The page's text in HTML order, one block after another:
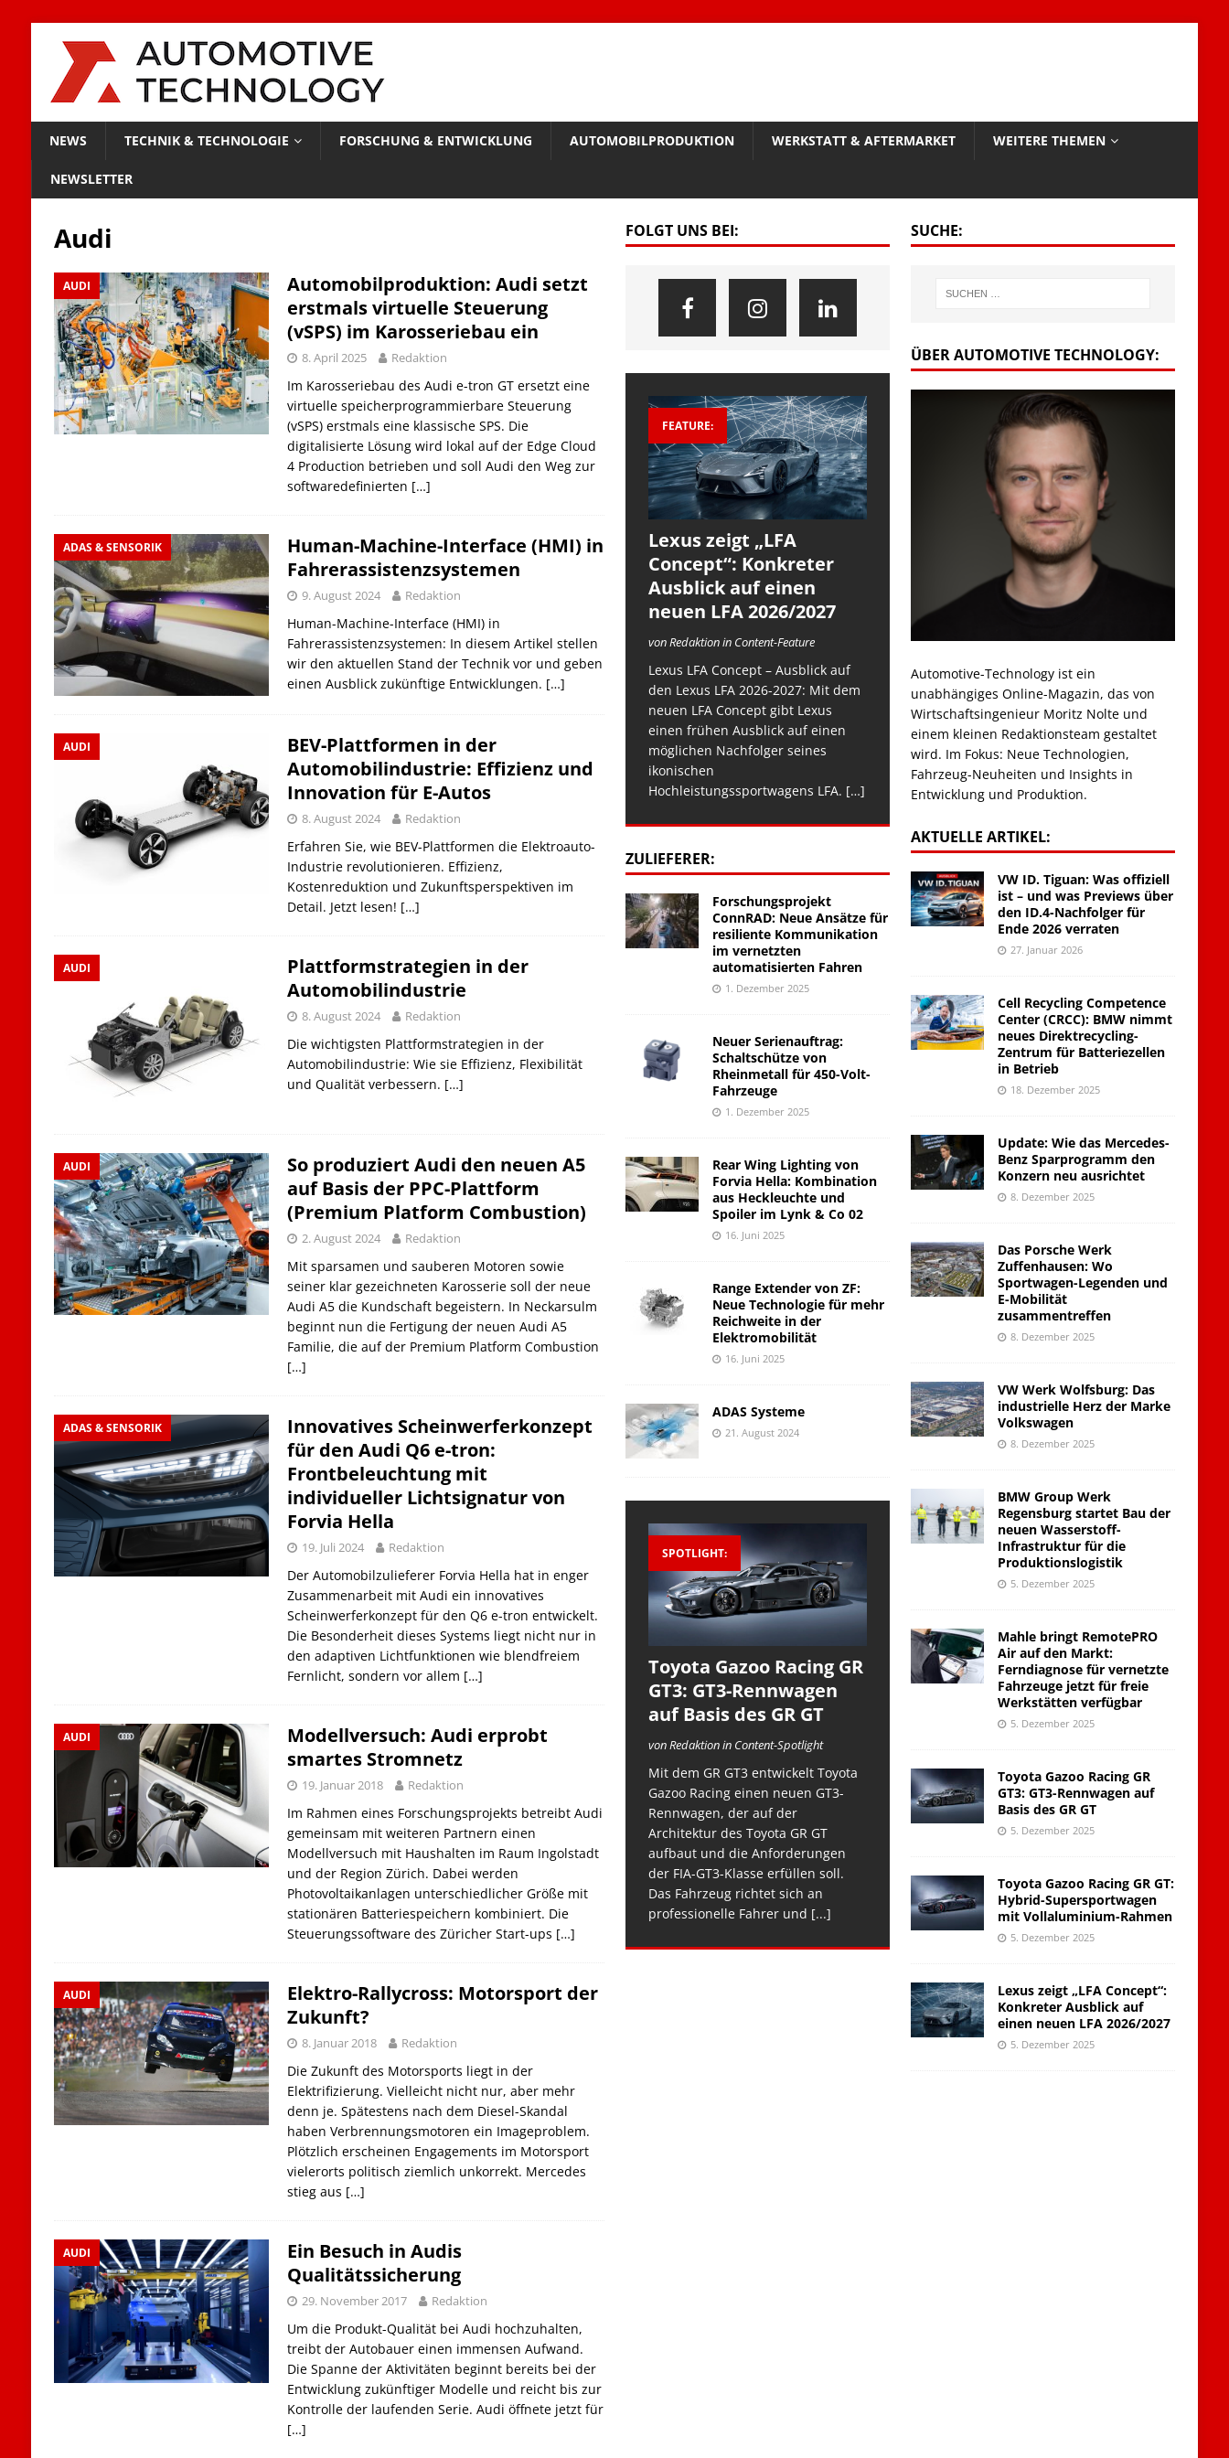
NEWS TECHNIK & TECHNOLOGIE FORSCHUNG & ENTWICKLUNG AUTOMOBILPRODUKTION WERKSTATT & AFTERMARKET WEITERE THEMEN
NEWSLETTER
Audi
AUDI
Automobilproduktion: Audi setzt
erstmals virtuelle Steuerung
(vSPS) im Karosseriebau ein
8. April 2025 Redaktion
Im Karosseriebau des Audi e-tron GT ersetzt eine
virtuelle speicherprogrammierbare Steuerung
(vSPS) erstmals eine klassische SPS. Die
digitalisierte Lösung wird lokal auf der Edge Cloud
4 Production betrieben und soll Audi den Weg zur
softwaredefinierten […]
ADAS & SENSORIK
Human-Machine-Interface (HMI) in
Fahrerassistenzsystemen
9. August 2024 Redaktion
Human-Machine-Interface (HMI) in
Fahrerassistenzsystemen: In diesem Artikel stellen
wir den aktuellen Stand der Technik vor und geben
einen Ausblick zukünftige Entwicklungen. […]
AUDI
BEV-Plattformen in der
Automobilindustrie: Effizienz und
Innovation für E-Autos
8. August 2024 Redaktion
Erfahren Sie, wie BEV-Plattformen die Elektroauto-
Industrie revolutionieren. Effizienz,
Kostenreduktion und Zukunftsperspektiven im
Detail. Jetzt lesen! […]
AUDI
Plattformstrategien in der
Automobilindustrie
8. August 2024 Redaktion
Die wichtigsten Plattformstrategien in der
Automobilindustrie: Wie sie Effizienz, Flexibilität
und Qualität verbessern. […]
AUDI
So produziert Audi den neuen A5
auf Basis der PPC-Plattform
(Premium Platform Combustion)
2. August 2024 Redaktion
Mit sparsamen und sauberen Motoren sowie
seiner klar gezeichneten Karosserie soll der neue
Audi A5 die Kundschaft begeistern. In Neckarsulm
beginnt nun die Fertigung der neuen Audi A5
Familie, die auf der Premium Platform Combustion
[…]
ADAS & SENSORIK
Innovatives Scheinwerferkonzept
für den Audi Q6 e-tron:
Frontbeleuchtung mit
individueller Lichtsignatur von
Forvia Hella
19. Juli 2024 Redaktion
Der Automobilzulieferer Forvia Hella hat in enger
Zusammenarbeit mit Audi ein innovatives
Scheinwerferkonzept für den Q6 e-tron entwickelt.
Die Besonderheit dieses Systems liegt nicht nur in
den adaptiven Lichtfunktionen wie blendfreiem
Fernlicht, sondern vor allem […]
AUDI
Modellversuch: Audi erprobt
smartes Stromnetz
19. Januar 2018 Redaktion
Im Rahmen eines Forschungsprojekts betreibt Audi
gemeinsam mit weiteren Partnern einen
Modellversuch mit Haushalten im Raum Ingolstadt
und der Region Zürich. Dabei werden
Photovoltaikanlagen unterschiedlicher Größe mit
stationären Batteriespeichern kombiniert. Die
Steuerungssoftware des Züricher Start-ups […]
AUDI
Elektro-Rallycross: Motorsport der
Zukunft?
8. Januar 2018 Redaktion
Die Zukunft des Motorsports liegt in der
Elektrifizierung. Vielleicht nicht nur, aber mehr
denn je. Spätestens nach dem Diesel-Skandal
haben Verbrennungsmotoren ein Imageproblem.
Plötzlich erscheinen Engagements im Motorsport
vielerorts politisch ziemlich unkorrekt. Mercedes
stieg aus […]
AUDI
Ein Besuch in Audis
Qualitätssicherung
29. November 2017 Redaktion
Um die Produkt-Qualität bei Audi hochzuhalten,
treibt der Autobauer einen immensen Aufwand.
Die Spanne der Aktivitäten beginnt bereits bei der
Entwicklung zukünftiger Modelle und reicht bis zur
Kontrolle der laufenden Serie. Audi öffnete jetzt für
[…]
FOLGT UNS BEI:
FEATURE:
Lexus zeigt „LFA
Concept“: Konkreter
Ausblick auf einen
neuen LFA 2026/2027
von Redaktion in Content-Feature
Lexus LFA Concept – Ausblick auf
den Lexus LFA 2026-2027: Mit dem
neuen LFA Concept gibt Lexus
einen frühen Ausblick auf einen
möglichen Nachfolger seines
ikonischen
Hochleistungssportwagens LFA. […]
ZULIEFERER:
Forschungsprojekt
ConnRAD: Neue Ansätze für
resiliente Kommunikation
im vernetzten
automatisierten Fahren
1. Dezember 2025
Neuer Serienauftrag:
Schaltschütze von
Rheinmetall für 450-Volt-
Fahrzeuge
1. Dezember 2025
Rear Wing Lighting von
Forvia Hella: Kombination
aus Heckleuchte und
Spoiler im Lynk & Co 02
16. Juni 2025
Range Extender von ZF:
Neue Technologie für mehr
Reichweite in der
Elektromobilität
16. Juni 2025
ADAS Systeme
21. August 2024
SPOTLIGHT:
Toyota Gazoo Racing GR
GT3: GT3-Rennwagen
auf Basis des GR GT
von Redaktion in Content-Spotlight
Mit dem GR GT3 entwickelt Toyota
Gazoo Racing einen neuen GT3-
Rennwagen, der auf der
Architektur des Toyota GR GT
aufbaut und die Anforderungen
der FIA-GT3-Klasse erfüllen soll.
Das Fahrzeug richtet sich an
professionelle Fahrer und [...]
SUCHE:
ÜBER AUTOMOTIVE TECHNOLOGY:
Automotive-Technology ist ein
unabhängiges Online-Magazin, das von
Wirtschaftsingenieur Moritz Nolte und
einem kleinen Redaktionsteam gestaltet
wird. Im Fokus: Neue Technologien,
Fahrzeug-Neuheiten und Insights in
Entwicklung und Produktion.
AKTUELLE ARTIKEL:
VW ID. Tiguan: Was offiziell
ist – und was Previews über
den ID.4-Nachfolger für
Ende 2026 verraten
27. Januar 2026
Cell Recycling Competence
Center (CRCC): BMW nimmt
neues Direktrecycling-
Zentrum für Batteriezellen
in Betrieb
18. Dezember 2025
Update: Wie das Mercedes-
Benz Sparprogramm den
Konzern neu ausrichtet
8. Dezember 2025
Das Porsche Werk
Zuffenhausen: Wo
Sportwagen-Legenden und
E-Mobilität
zusammentreffen
8. Dezember 2025
VW Werk Wolfsburg: Das
industrielle Herz der Marke
Volkswagen
8. Dezember 2025
BMW Group Werk
Regensburg startet Bau der
neuen Wasserstoff-
Infrastruktur für die
Produktionslogistik
5. Dezember 2025
Mahle bringt RemotePRO
Air auf den Markt:
Ferndiagnose für vernetzte
Fahrzeuge jetzt für freie
Werkstätten verfügbar
5. Dezember 2025
Toyota Gazoo Racing GR
GT3: GT3-Rennwagen auf
Basis des GR GT
5. Dezember 2025
Toyota Gazoo Racing GR GT:
Hybrid-Supersportwagen
mit Vollaluminium-Rahmen
5. Dezember 2025
Lexus zeigt „LFA Concept“:
Konkreter Ausblick auf
einen neuen LFA 2026/2027
5. Dezember 2025